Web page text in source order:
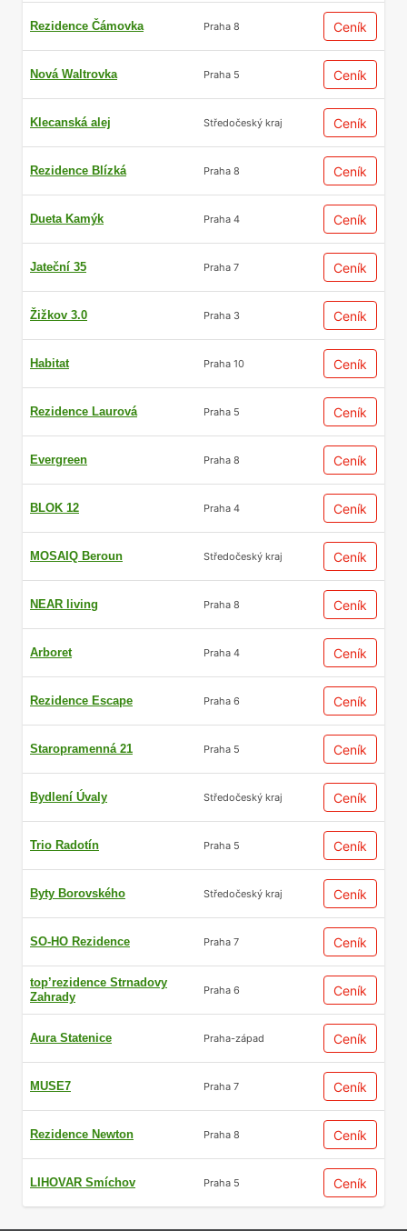
Rezidence Čámovka Praha 8 Ceník
Nová Waltrovka Praha 5 Ceník
Klecanská alej Středočeský kraj Ceník
Rezidence Blízká Praha 8 Ceník
Dueta Kamýk Praha 4 Ceník
Jateční 35 Praha 7 Ceník
Žižkov 3.0 Praha 3 Ceník
Habitat Praha 10 Ceník
Rezidence Laurová Praha 5 Ceník
Evergreen Praha 8 Ceník
BLOK 12 Praha 4 Ceník
MOSAIQ Beroun Středočeský kraj Ceník
NEAR living Praha 8 Ceník
Arboret Praha 4 Ceník
Rezidence Escape Praha 6 Ceník
Staropramenná 21 Praha 5 Ceník
Bydlení Úvaly Středočeský kraj Ceník
Trio Radotín Praha 5 Ceník
Byty Borovského Středočeský kraj Ceník
SO-HO Rezidence Praha 7 Ceník
top’rezidence Strnadovy
Zahrady
Praha 6 Ceník
Aura Statenice Praha-západ Ceník
MUSE7 Praha 7 Ceník
Rezidence Newton Praha 8 Ceník
LIHOVAR Smíchov Praha 5 Ceník